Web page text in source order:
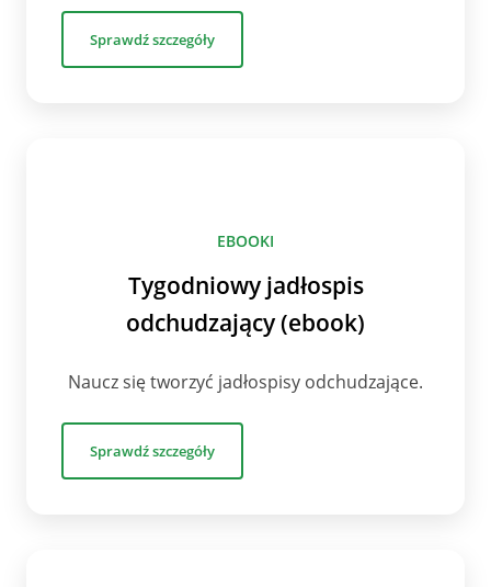
Sprawdź szczegóły
EBOOKI
Tygodniowy jadłospis
odchudzający (ebook)
Naucz się tworzyć jadłospisy odchudzające.
Sprawdź szczegóły